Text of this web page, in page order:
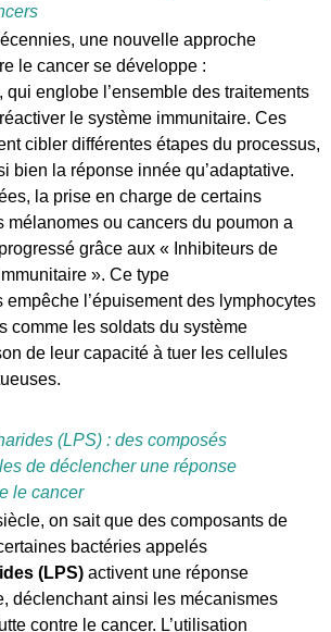
une nouvelle approche
le cancer se développe :
, qui englobe l’ensemble des traitements
le système immunitaire. Ces
cibler différentes étapes du processus,
bien la réponse innée qu’adaptative.
la prise en charge de certains
mélanomes ou cancers du poumon a
grâce aux « Inhibiteurs de
». Ce type
empêche l’épuisement des lymphocytes
comme les soldats du système
de leur capacité à tuer les cellules
(LPS) : des composés
de déclencher une réponse
le cancer
on sait que des composants de
bactéries appelés
(LPS) activent une réponse
déclenchant ainsi les mécanismes
contre le cancer. L’utilisation